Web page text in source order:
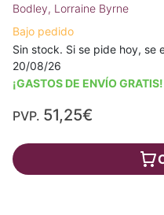
Bodley, Lorraine Byrne
Bajo pedido
Sin stock. Si se pide hoy, se
20/08/26
¡GASTOS DE ENVÍO GRATIS!
PVP. 51,25€